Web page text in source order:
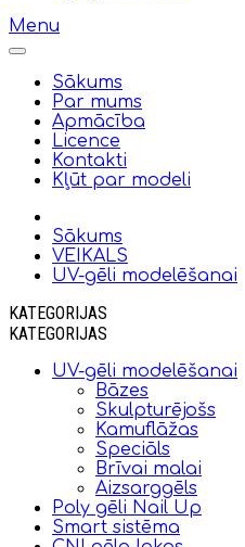
Menu
Sākums
Par mums
Apmācība
Licence
Kontakti
Kļūt par modeli
Sākums
VEIKALS
UV-gēli modelēšanai
KATEGORIJAS
KATEGORIJAS
UV-gēli modelēšanai
Bāzes
Skulpturējošs
Kamuflāžas
Speciāls
Brīvai malai
Aizsarggēls
Poly gēli Nail Up
Smart sistēma